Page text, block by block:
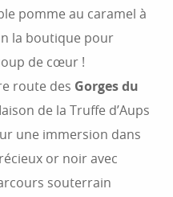
pomme au caramel à
la boutique pour
de cœur !
route des Gorges du
de la Truffe d’Aups
une immersion dans
or noir avec
souterrain